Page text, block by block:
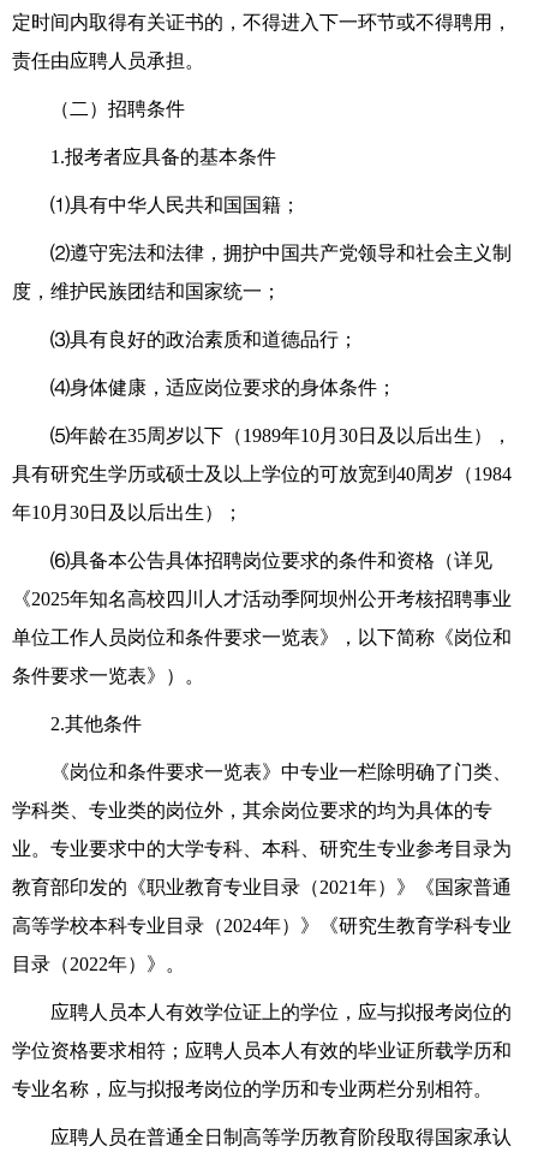
定时间内取得有关证书的，不得进入下一环节或不得聘用，
责任由应聘人员承担。
（二）招聘条件
1.报考者应具备的基本条件
⑴具有中华人民共和国国籍 ；
⑵遵守宪法和法律 ，拥护中国共产党领导和社会主义制
度 ， 维护民族团结和国家统一；
⑶具有良好的政治素质和道德品行 ；
⑷身体健康，适应岗位要求的身体条件 ；
⑸年龄在35周岁以下（1989年10月 30日 及 以后出生）
，
具有研究生学历或硕士及以上学位的可放宽到 40周岁（1984
年10月 30日 及 以后出生） ；
⑹具备本公告具体招聘岗位要求的条件和资格（详见
《2025年知名高校四川人才活动季阿坝州公开考核招聘事业
单位工作人员岗位和条件要求一览表》
， 以下简称《岗位和
条件要求一览表》
）。
2.其他条件
《岗位和条件要求一览表》 中专业一栏除明确了门类、
学科类、专业类的岗位外，其余岗位要求的均为具体的专
业。 专业要求中的大学专科、 本科、研究生专业参考目录为
教育部印发的 《职业教育专业目录（2021年） 》
《国家普通
高等学校本科专业目录（2024年）》《研究生教育学科专业
目录（2022年）》。
应聘人员本人有效学位证上的学位，应与拟报考岗位的
学位资格要求相符； 应聘人员本人有效的毕业证所载学历和
专业名称，应与拟报考岗位的学历和专业两栏分别相符。
应聘人员在普通全日制高等学历教育阶段取得国家承认